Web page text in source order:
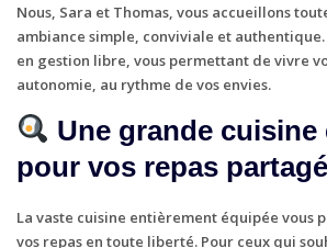
Nous, Sara et Thomas, vous accueillons
ambiance simple, conviviale et
en gestion libre, vous permettant de vivre
autonomie, au rythme de vos envies.
Une grande cuisine
pour vos repas
La vaste cuisine entièrement équipée vous
vos repas en toute liberté. Pour ceux qui